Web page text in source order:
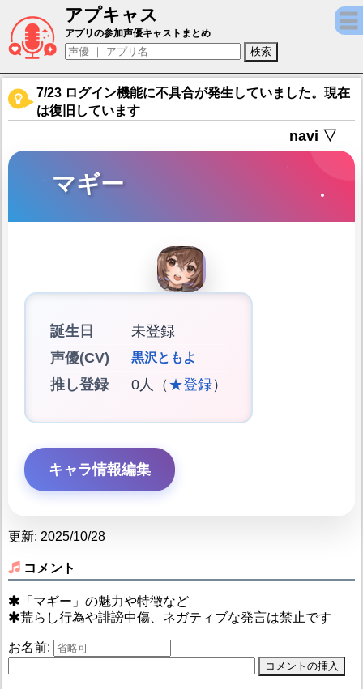
アプキャス
マギー（声優：黒沢ともよ)【デュエットナ
アプリの参加声優キャストまとめ
7/23 ログイン機能に不具合が発生していました。現在
は復旧しています
navi ▽
マギー
誕生日
未登録
声優(CV)
黒沢ともよ
推し登録 0人（ ★登録）
キャラ情報編集
更新: 2025/10/28
コメント
「マギー」の魅力や特徴など
荒らし行為や誹謗中傷、ネガティブな発言は禁止です
お名前: